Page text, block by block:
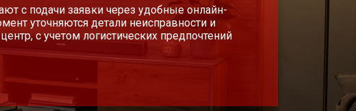
от 5200 ₽ Заказать
от 3100 ₽
от 3700 ₽
с подачи заявки через удобные онлайн-
уточняются детали неисправности и
с учетом логистических предпочтений